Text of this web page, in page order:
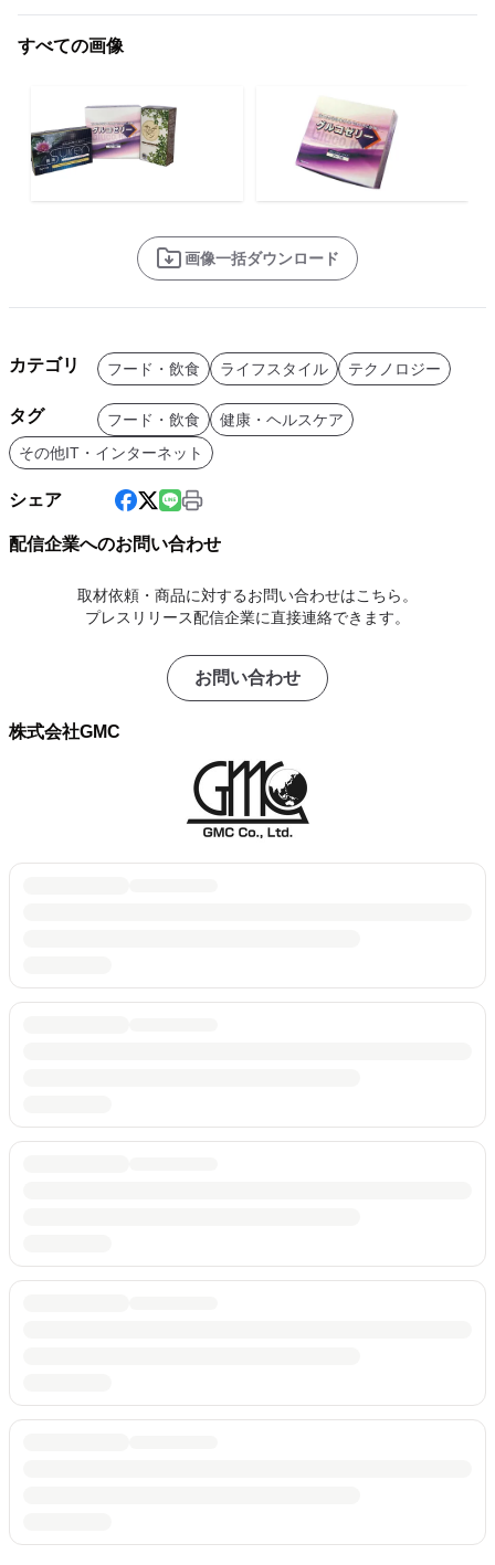
すべての画像
画像一括ダウンロード
カテゴリ フード・飲食 ライフスタイル テクノロジー
タグ フード・飲食
健康・ヘルスケア
その他IT・インターネット
シェア
配信企業へのお問い合わせ
取材依頼・商品に対するお問い合わせはこちら。
プレスリリース配信企業に直接連絡できます。
お問い合わせ
株式会社GMC